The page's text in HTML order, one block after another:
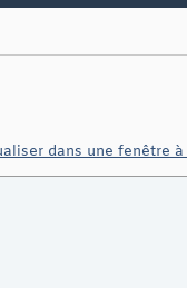
dans une fenêtre